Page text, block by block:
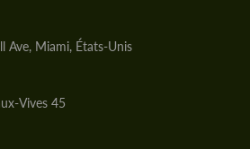
Ave, Miami, États-Unis
Vives 45